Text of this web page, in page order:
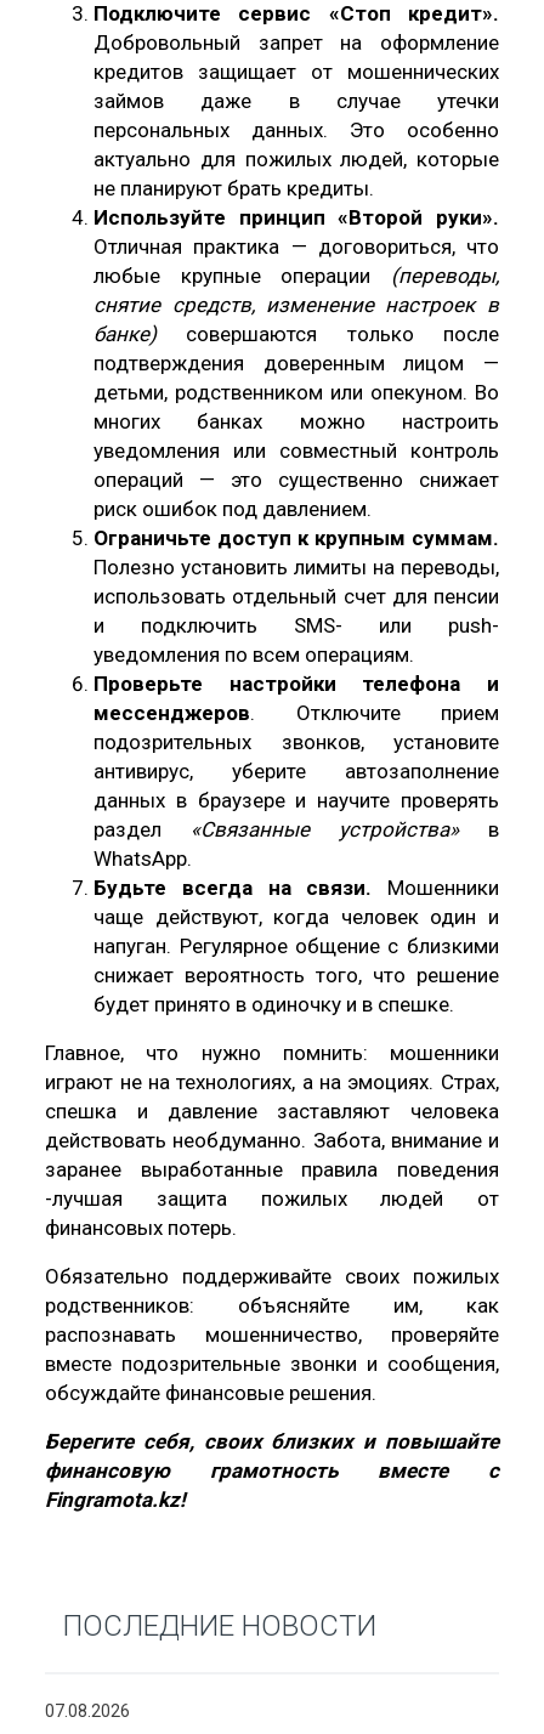
Подключите сервис «Стоп кредит».
Добровольный запрет на оформление
кредитов защищает от мошеннических
займов даже в случае утечки
персональных данных. Это особенно
актуально для пожилых людей, которые
не планируют брать кредиты.
Используйте принцип «Второй руки».
Отличная практика — договориться, что
любые крупные операции
(переводы,
снятие средств, изменение настроек в
банке)совершаются только после
подтверждения доверенным лицом —
детьми, родственником или опекуном. Во
многих банках можно настроить
уведомления или совместный контроль
операций — это существенно снижает
риск ошибок под давлением.
Ограничьте доступ к крупным суммам.
Полезно установить лимиты на переводы,
использовать отдельный счет для пенсии
и подключить SMS- или push-
уведомления по всем операциям.
Проверьте настройки телефона и
мессенджеров. Отключите прием
подозрительных звонков, установите
антивирус, уберите автозаполнение
данных в браузере и научите проверять
раздел «Связанные устройства»в
WhatsApp.
Будьте всегда на связи. Мошенники
чаще действуют, когда человек один и
напуган. Регулярное общение с близкими
снижает вероятность того, что решение
будет принято в одиночку и в спешке.
Главное, что нужно помнить: мошенники
играют не на технологиях, а на эмоциях. Страх,
спешка и давление заставляют человека
действовать необдуманно. Забота, внимание и
заранее выработанные правила поведения
-лучшая защита пожилых людей от
финансовых потерь.
Обязательно поддерживайте своих пожилых
родственников: объясняйте им, как
распознавать мошенничество, проверяйте
вместе подозрительные звонки и сообщения,
обсуждайте финансовые решения.
Берегите себя, своих близких и повышайте
финансовую грамотность вместе с
Fingramota.kz!
ПОСЛЕДНИЕ НОВОСТИ
07.08.2026